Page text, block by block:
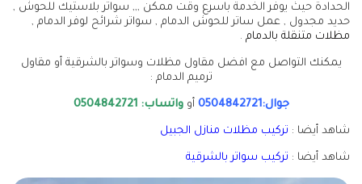
الحدادة حيث يوفر الخدمة باسرع وقت ممكن ,,, سواتر بلاستيك للحوش ,
حديد مجدول , عمل ساتر للحوش الدمام , سواتر شرائح لوفر الدمام ,
مظلات متنقلة بالدمام .
يمكنك التواصل مع افضل مقاول مظلات وسواتر بالشرقية أو مقاول
ترميم الدمام :
جوال:0504842721 أوواتساب: 0504842721
شاهد أيضا : تركيب مظلات منازل الجبيل
شاهد أيضا : تركيب سواتر بالشرقية